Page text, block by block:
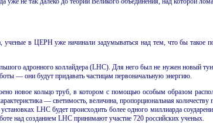
ученые в ЦЕРН уже начинали задумываться над тем, что бы
адронного коллайдера (LHC). Для него был не нужен новый
— они будут придавать частицам перво­начальную энергию.
новое кольцо труб, в котором с помощью особым образом
— светимость, величина, пропор­циональная
LHC будет происходить более одного миллиарда
над созданием LHC принимают участие 720 российских ученых.